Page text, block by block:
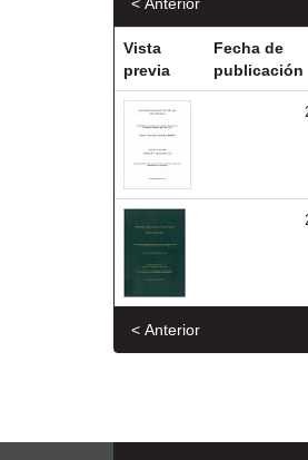
Vista
previa
Fecha de
publicación
< Anterior